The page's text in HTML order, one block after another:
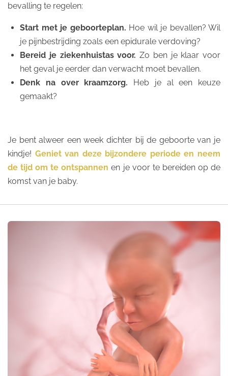
bevalling te regelen:
Start met je geboorteplan. Hoe wil je bevallen? Wil
je pijnbestrijding zoals een epidurale verdoving?
Bereid je ziekenhuistas voor. Zo ben je klaar voor
het geval je eerder dan verwacht moet bevallen.
Denk na over kraamzorg. Heb je al een keuze
gemaakt?
Je bent alweer een week dichter bij de geboorte van je
kindje! Geniet van deze bijzondere periode en neem
de tijd om te ontspannenen je voor te bereiden op de
komst van je baby.